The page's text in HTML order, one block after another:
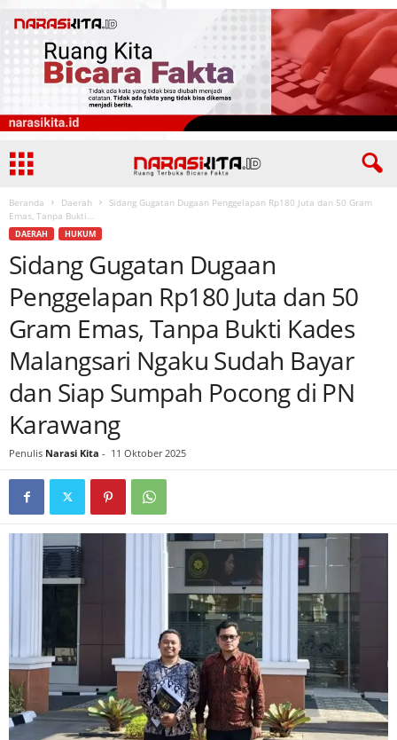
Beranda Daerah
Sidang Gugatan Dugaan Penggelapan Rp180 Juta dan 50 Gram
Emas, Tanpa Bukti...
DAERAH HUKUM
Sidang Gugatan Dugaan
Penggelapan Rp180 Juta dan 50
Gram Emas, Tanpa Bukti Kades
Malangsari Ngaku Sudah Bayar
dan Siap Sumpah Pocong di PN
Karawang
Penulis Narasi Kita - 11 Oktober 2025